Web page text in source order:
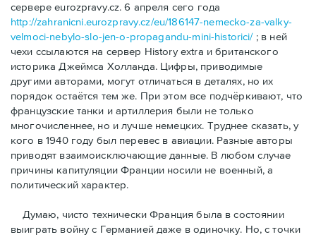
сервере eurozpravy.cz. 6 апреля сего года
http://zahranicni.eurozpravy.cz/eu/186147-nemecko-za-valky-
velmoci-nebylo-slo-jen-o-propagandu-mini-historici/; в ней
чехи ссылаются на сервер History extra и британского
историка Джеймса Холланда. Цифры, привoдимые
другими авторами, могут отличаться в деталях, но их
порядок остаётся тем же. При этом все подчёркивают, что
французские танки и артиллерия были не только
многочисленнее, но и лучше немецких. Труднее сказать, у
кого в 1940 году был перевес в авиации. Разные авторы
приводят взаимоисключающие данные. В любом случае
причины капитуляции Франции носили не военный, а
политический характер.
Думаю, чисто технически Франция была в состоянии
выиграть войну с Германией даже в одиночку. Но, с точки